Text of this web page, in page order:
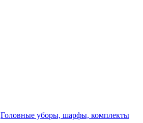
Головные уборы, шарфы, комплекты